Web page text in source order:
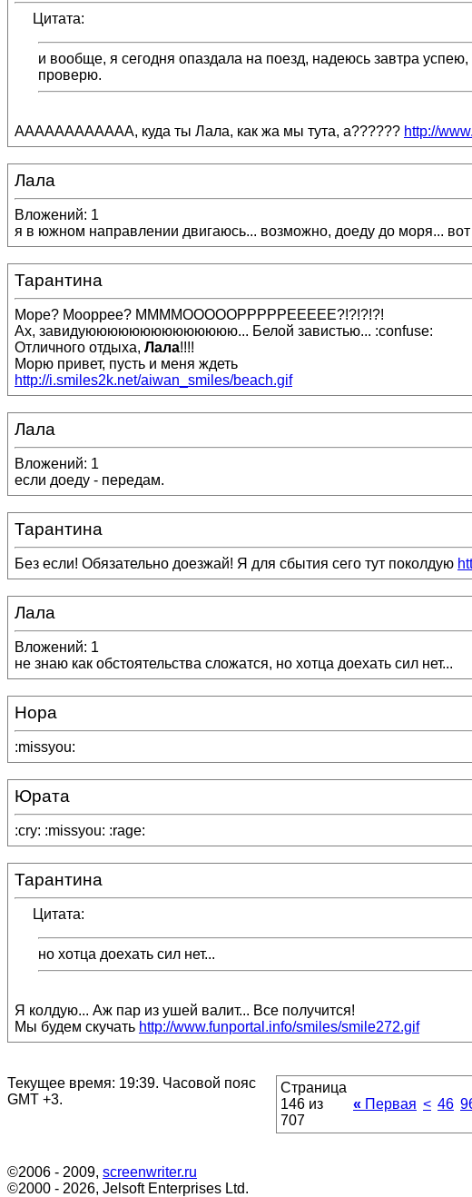
Цитата:
и вообще, я сегодня опаздала на поезд, надеюсь завтра
проверю.
АААААААААААА, куда ты Лала, как жа мы тута, а?????? http://
Лала
Вложений: 1
я в южном направлении двигаюсь... возможно, доеду до моря... вот
Тарантина
Море? Мооррее? ММММОООООРРРРРЕЕЕЕЕ?!?!?!?!
Ах, завидуюююююююююююююю... Белой завистью... :confuse:
Отличного отдыха, Лала!!!!
Морю привет, пусть и меня ждеть
http://i.smiles2k.net/aiwan_smiles/beach.gif
Лала
Вложений: 1
если доеду - передам.
Тарантина
Без если! Обязательно доезжай! Я для сбытия сего тут поколдую
Лала
Вложений: 1
не знаю как обстоятельства сложатся, но хотца доехать сил нет...
Нора
:missyou:
Юрата
:cry: :missyou: :rage:
Тарантина
Цитата:
но хотца доехать сил нет...
Я колдую... Аж пар из ушей валит... Все получится!
Мы будем скучать http://www.funportal.info/smiles/smile272.gif
Текущее время: 19:39. Часовой пояс
GMT +3.
Страница
146 из
707
« Первая < 46
©2006 - 2009, screenwriter.ru
©2000 - 2026, Jelsoft Enterprises Ltd.